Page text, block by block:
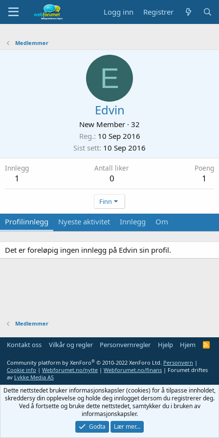
Logg inn Registrer
Medlemmer
E
Edvin
New Member · 32
Reg. 10 Sep 2016
Sist sett 10 Sep 2016
Innlegg
1
Antall liker
0
Poeng
1
Finn
Profilinnlegg Nyeste aktivitet Innlegg Om
Det er foreløpig ingen innlegg på Edvin sin profil.
Medlemmer
Kontakt oss Vilkår og regler Personvernregler Hjelp Hjem
R
Community platform by XenForo® © 2010-2022 XenForo Ltd. Personvern |
Cookie info | Webforumet.no/nytte | Webforumet.no/finans | Forumet driftes
av Lykke Media AS
Dette nettstedet bruker informasjonskapsler (cookies) for å tilpasse innholdet,
skreddersy din opplevelse og holde deg innlogget dersom du registrerer deg.
Ved å fortsette og bruke dette nettstedet, samtykker du i bruken av
informasjonskapsler.
Godta
Lær mer…